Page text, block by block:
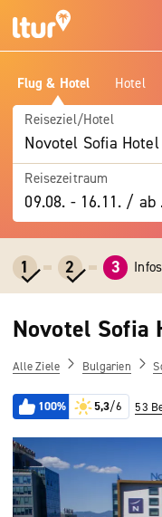
Flug & Hotel Hotel
Reiseziel/Hotel
Novotel Sofia Hotel
Reisezeitraum
09.08. -16.11. / ab 7 Tage
1 2 3
Novotel Sofia
Alle Ziele Bulgarien
100% 5,3/6 53